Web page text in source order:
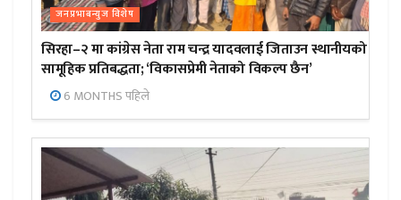
जनप्रभाबन्युज विशेष
सिरहा–२ मा कांग्रेस नेता राम चन्द्र यादवलाई जिताउन स्थानीयको
सामूहिक प्रतिबद्धता; ‘विकासप्रेमी नेताको विकल्प छैन’
6 MONTHS पहिले